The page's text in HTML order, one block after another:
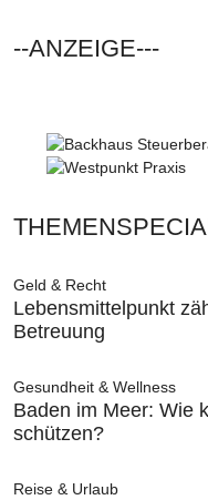
--ANZEIGE---
Geld & Recht
Lebensmittelpunkt
Betreuung
Gesundheit & Wellness
Baden im Meer: Wie
schützen?
Reise & Urlaub